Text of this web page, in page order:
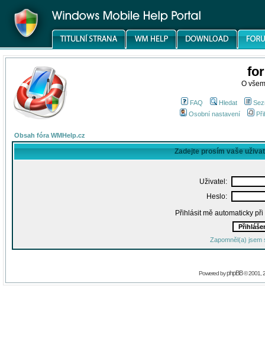
O
FAQ Hledat
Osobní nastavení
Obsah fóra WMHelp.cz
Zadejte prosím vaše
Uživatel:
Heslo:
Přihlásit mě automaticky
Zapomněl(a) jsem
Powered byphpBB© 2001,